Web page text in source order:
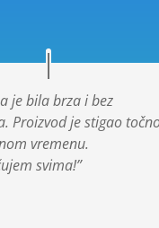
je bila brza i bez
Proizvod je stigao
vremenu.
svima!”